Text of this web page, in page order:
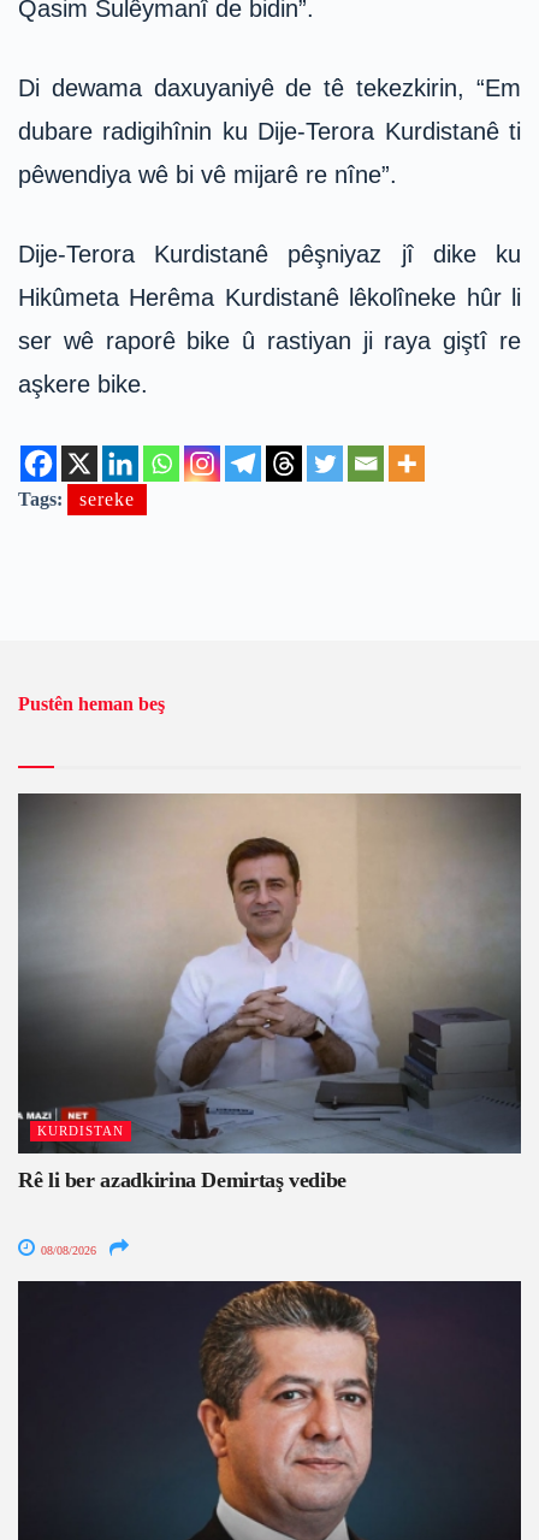
Qasim Sulêymanî de bidin”.
Di dewama daxuyaniyê de tê tekezkirin, “Em
dubare radigihînin ku Dije-Terora Kurdistanê ti
pêwendiya wê bi vê mijarê re nîne”.
Dije-Terora Kurdistanê pêşniyaz jî dike ku
Hikûmeta Herêma Kurdistanê lêkolîneke hûr li
ser wê raporê bike û rastiyan ji raya giştî re
aşkere bike.
Tags: sereke
Pustên heman beş
KURDISTAN
Rê li ber azadkirina Demirtaş vedibe
08/08/2026